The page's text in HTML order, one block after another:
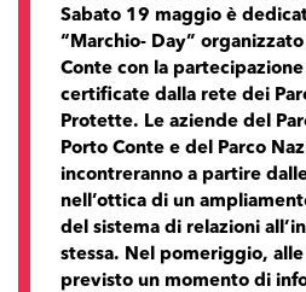
Sabato 19 maggio è
“Marchio- Day”
Conte con la
certificate dalla rete dei
Protette. Le aziende del
Porto Conte e del Parco
incontreranno a partire
nell’ottica di un
del sistema di relazioni
stessa. Nel pomeriggio,
previsto un momento di